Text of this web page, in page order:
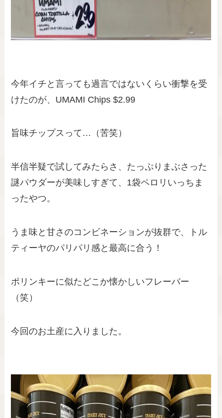
今年イチと言っても過言ではないくらい衝撃を受
けたのが、UMAMI Chips $2.99
旨味チップスって…（苦笑）
半信半疑で試してみたらさ、たっぷりまぶさった
謎パウダーが美味しすぎて、1袋ペロリいっちま
ったやつ。
うま味と甘さのコンビネーションが抜群で、トル
ティーヤのパリパリ感と最高に合う！
ポリンキーに似たどこか懐かしいフレーバー
（笑）
今回のお土産に入りました。